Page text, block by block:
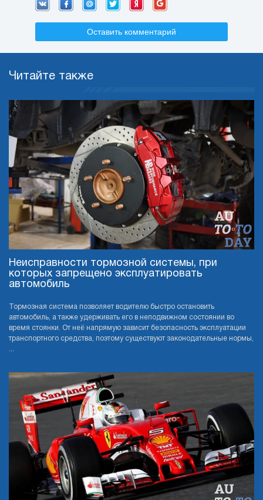
Оставить комментарий
Читайте также
Неисправности тормозной системы, при
которых запрещено эксплуатировать
автомобиль
Тормозная система позволяет водителю быстро остановить
автомобиль, а также удерживать его в неподвижном состоянии во
время стоянки. От неё напрямую зависит безопасность эксплуатации
транспортного средства, поэтому существуют законодательные нормы,
...